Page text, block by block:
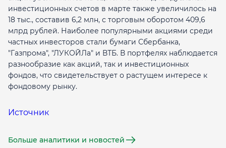
инвестиционных счетов в марте также увеличилось на
18 тыс., составив 6,2 млн, с торговым оборотом 409,6
млрд рублей. Наиболее популярными акциями среди
частных инвесторов стали бумаги Сбербанка,
"Газпрома", "ЛУКОЙЛа" и ВТБ. В портфелях наблюдается
разнообразие как акций, так и инвестиционных
фондов, что свидетельствует о растущем интересе к
фондовому рынку.
Источник
Больше аналитики и новостей